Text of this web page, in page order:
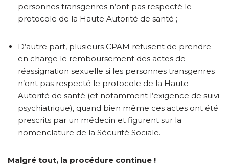
personnes transgenres n’ont pas respecté le
protocole de la Haute Autorité de santé ;
D’autre part, plusieurs CPAM refusent de prendre
en charge le remboursement des actes de
réassignation sexuelle si les personnes transgenres
n’ont pas respecté le protocole de la Haute
Autorité de santé (et notamment l’exigence de suivi
psychiatrique), quand bien même ces actes ont été
prescrits par un médecin et figurent sur la
nomenclature de la Sécurité Sociale.
Malgré tout, la procédure continue !